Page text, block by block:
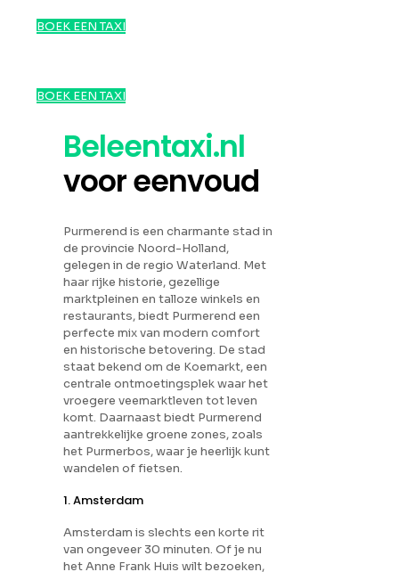
BOEK EEN TAXI
BOEK EEN TAXI
Beleentaxi.nl
voor eenvoud
Purmerend is een charmante stad in
de provincie Noord-Holland,
gelegen in de regio Waterland. Met
haar rijke historie, gezellige
marktpleinen en talloze winkels en
restaurants, biedt Purmerend een
perfecte mix van modern comfort
en historische betovering. De stad
staat bekend om de Koemarkt, een
centrale ontmoetingsplek waar het
vroegere veemarktleven tot leven
komt. Daarnaast biedt Purmerend
aantrekkelijke groene zones, zoals
het Purmerbos, waar je heerlijk kunt
wandelen of fietsen.
1. Amsterdam
Amsterdam is slechts een korte rit
van ongeveer 30 minuten. Of je nu
het Anne Frank Huis wilt bezoeken,